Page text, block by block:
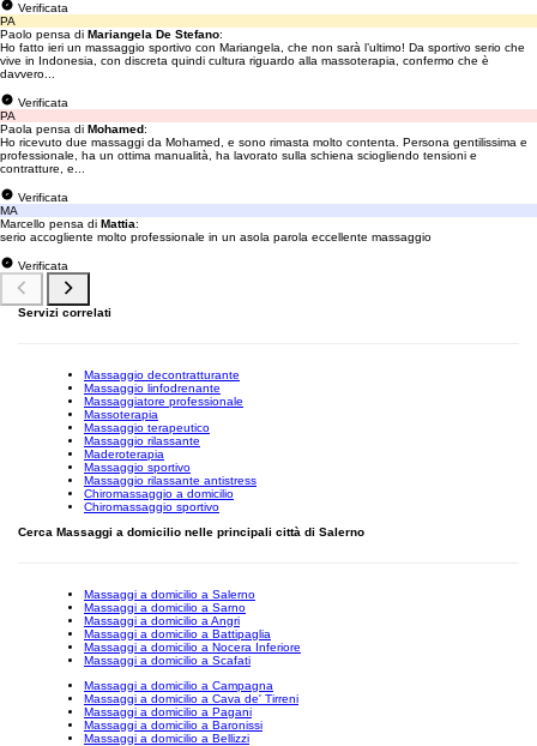
Verificata
PA
Paolo pensa di Mariangela De Stefano:
Ho fatto ieri un massaggio sportivo con Mariangela, che non sarà l’ultimo! Da sportivo serio che
vive in Indonesia, con discreta quindi cultura riguardo alla massoterapia, confermo che è
davvero...
Verificata
PA
Paola pensa di Mohamed:
Ho ricevuto due massaggi da Mohamed, e sono rimasta molto contenta. Persona gentilissima e
professionale, ha un ottima manualità, ha lavorato sulla schiena sciogliendo tensioni e
contratture, e...
Verificata
MA
Marcello pensa di Mattia:
serio accogliente molto professionale in un asola parola eccellente massaggio
Verificata
Servizi correlati
Massaggio decontratturante
Massaggio linfodrenante
Massaggiatore professionale
Massoterapia
Massaggio terapeutico
Massaggio rilassante
Maderoterapia
Massaggio sportivo
Massaggio rilassante antistress
Chiromassaggio a domicilio
Chiromassaggio sportivo
Cerca Massaggi a domicilio nelle principali città di Salerno
Massaggi a domicilio a Salerno
Massaggi a domicilio a Sarno
Massaggi a domicilio a Angri
Massaggi a domicilio a Battipaglia
Massaggi a domicilio a Nocera Inferiore
Massaggi a domicilio a Scafati
Massaggi a domicilio a Campagna
Massaggi a domicilio a Cava de' Tirreni
Massaggi a domicilio a Pagani
Massaggi a domicilio a Baronissi
Massaggi a domicilio a Bellizzi